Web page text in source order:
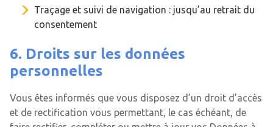
Traçage et suivi de navigation : jusqu’au retrait du
consentement
6. Droits sur les données
personnelles
Vous êtes informés que vous disposez d’un droit d’accès
et de rectification vous permettant, le cas échéant, de